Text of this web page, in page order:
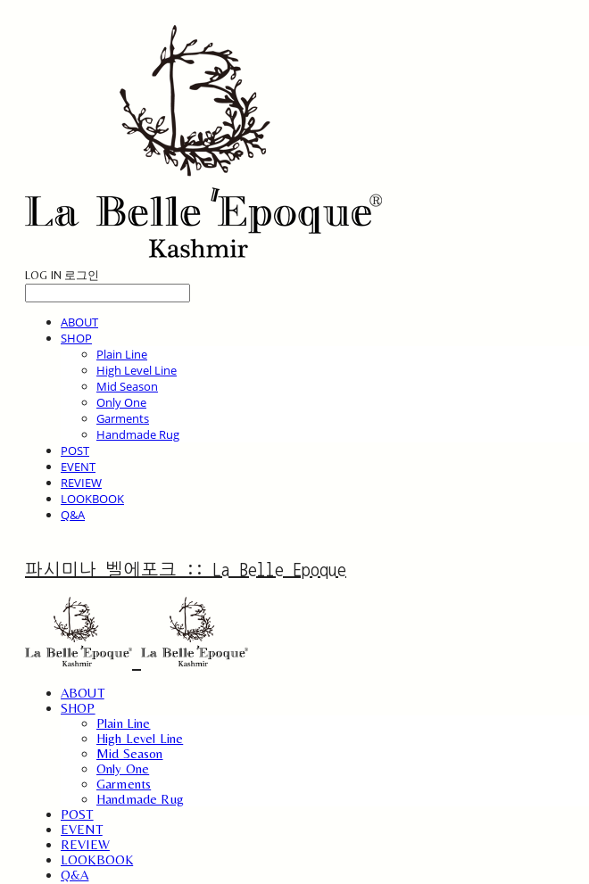
LOG IN 로그인
ABOUT
SHOP
Plain Line
High Level Line
Mid Season
Only One
Garments
Handmade Rug
POST
EVENT
REVIEW
LOOKBOOK
Q&A
파시미나 벨에포크 :: La Belle Epoque
ABOUT
SHOP
Plain Line
High Level Line
Mid Season
Only One
Garments
Handmade Rug
POST
EVENT
REVIEW
LOOKBOOK
Q&A